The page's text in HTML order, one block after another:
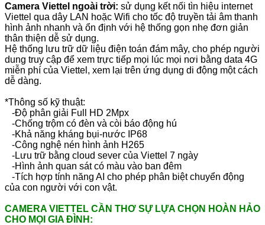
Camera Viettel ngoài trời: sử dụng kết nối tìn hiệu internet
Viettel qua dây LAN hoặc Wifi cho tốc độ truyền tải âm thanh
hình ảnh nhanh và ổn định với hệ thống gọn nhẹ đơn giản
thân thiện dễ sử dụng.
Hệ thống lưu trữ dữ liệu điện toán đám mây, cho phép người
dung truy cập để xem trực tiếp mọi lúc mọi nơi bằng data 4G
miễn phí của Viettel, xem lại trên ứng dụng di động một cách
dễ dàng.
*Thông số kỹ thuật:
-Độ phân giải Full HD 2Mpx
-Chống trộm có đèn và còi báo động hú
-Khả năng kháng bụi-nước IP68
-Công nghệ nén hình ảnh H265
-Lưu trữ bằng cloud sever của Viettel 7 ngày
-Hình ảnh quan sát có màu vào ban đêm
-Tích hợp tính năng AI cho phép phân biệt chuyển động
của con người với con vật.
CAMERA VIETTEL CẦN THƠ SỰ LỰA CHỌN HOÀN HẢO
CHO MỌI GIA ĐÌNH: